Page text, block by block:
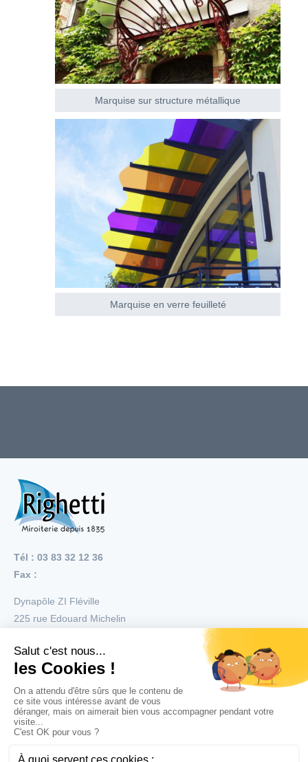
Marquise sur structure métallique
Marquise en verre feuilleté
Tél : 03 83 32 12 36
Fax :
Dynapôle ZI Fléville
225 rue Edouard Michelin
Menu
Nos réalisations
Nos produits